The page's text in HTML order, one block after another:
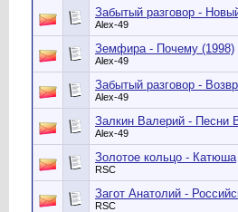
Забытый разговор -
Alex-49
Земфира - Почему (1998)
Alex-49
Забытый разговор -
Alex-49
Залкин Валерий - Песни
Alex-49
Золотое кольцо - Катюша
RSC
Загот Анатолий -
RSC